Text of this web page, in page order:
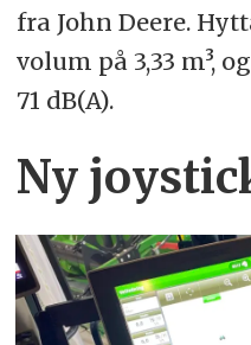
fra John Deere.
volum på 3,33 m³,
71 dB(A).
Ny